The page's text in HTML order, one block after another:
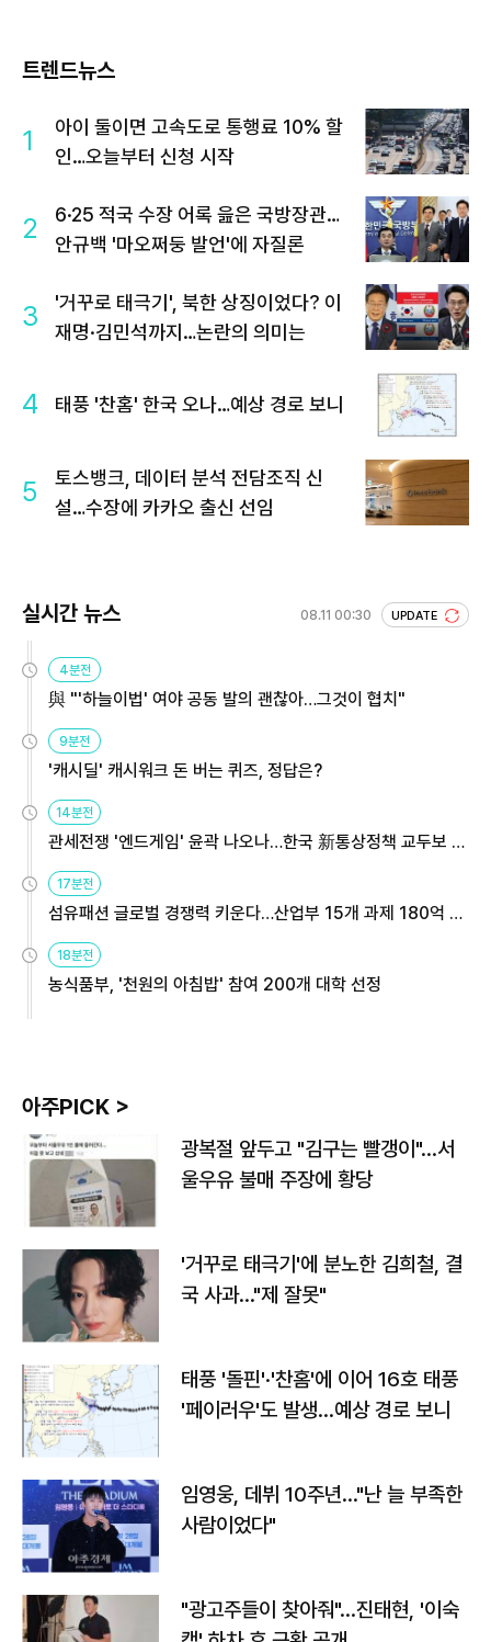
트렌드뉴스
1
아이 둘이면 고속도로 통행료 10% 할
인…오늘부터 신청 시작
2
6·25 적국 수장 어록 읊은 국방장관…
안규백 '마오쩌둥 발언'에 자질론
3
'거꾸로 태극기', 북한 상징이었다? 이
재명·김민석까지…논란의 의미는
4 태풍 '찬홈' 한국 오나…예상 경로 보니
5
토스뱅크, 데이터 분석 전담조직 신
설…수장에 카카오 출신 선임
실시간 뉴스 08.11 00:30 UPDATE
4분전
與 "'하늘이법' 여야 공동 발의 괜찮아…그것이 협치"
9분전
'캐시딜' 캐시워크 돈 버는 퀴즈, 정답은?
14분전
관세전쟁 '엔드게임' 윤곽 나오나…한국 新통상정책 교두보 활
17분전
섬유패션 글로벌 경쟁력 키운다…산업부 15개 과제 180억 지
18분전
농식품부, '천원의 아침밥' 참여 200개 대학 선정
아주PICK >
광복절 앞두고 "김구는 빨갱이"…서
울우유 불매 주장에 황당
'거꾸로 태극기'에 분노한 김희철, 결
국 사과…"제 잘못"
태풍 '돌핀'·'찬홈'에 이어 16호 태풍
'페이러우'도 발생…예상 경로 보니
임영웅, 데뷔 10주년…"난 늘 부족한
사람이었다"
"광고주들이 찾아줘"…진태현, '이숙